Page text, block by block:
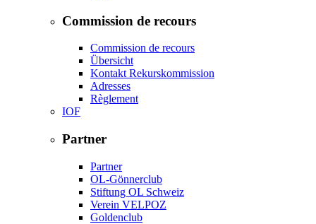
Commission de recours
Commission de recours
Übersicht
Kontakt Rekurskommission
Adresses
Règlement
IOF
Partner
Partner
OL-Gönnerclub
Stiftung OL Schweiz
Verein VELPOZ
Goldenclub